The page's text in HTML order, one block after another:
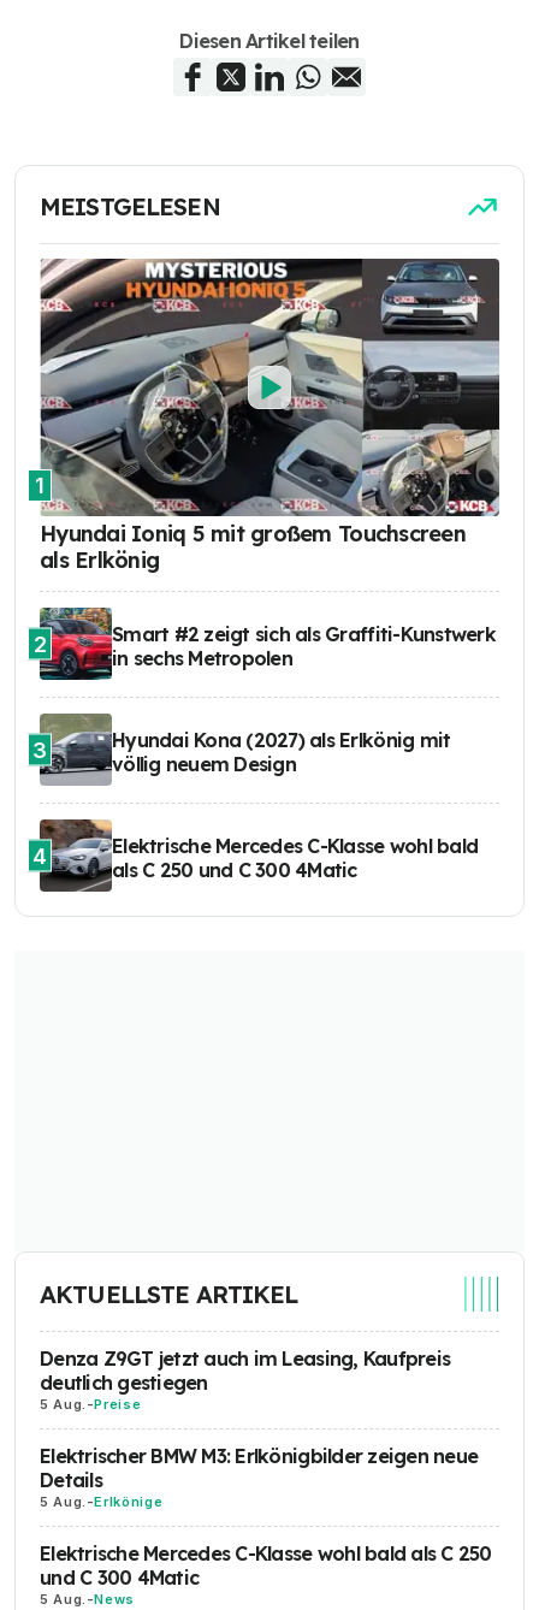
Diesen Artikel teilen
MEISTGELESEN
1
Hyundai Ioniq 5 mit großem Touchscreen
als Erlkönig
2
Smart #2 zeigt sich als Graffiti-Kunstwerk
in sechs Metropolen
3
Hyundai Kona (2027) als Erlkönig mit
völlig neuem Design
4
Elektrische Mercedes C-Klasse wohl bald
als C 250 und C 300 4Matic
AKTUELLSTE ARTIKEL
Denza Z9GT jetzt auch im Leasing, Kaufpreis
deutlich gestiegen
5 Aug. -Preise
Elektrischer BMW M3: Erlkönigbilder zeigen neue
Details
5 Aug. -Erlkönige
Elektrische Mercedes C-Klasse wohl bald als C 250
und C 300 4Matic
5 Aug. -News